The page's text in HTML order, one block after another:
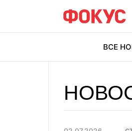
ВСЕ